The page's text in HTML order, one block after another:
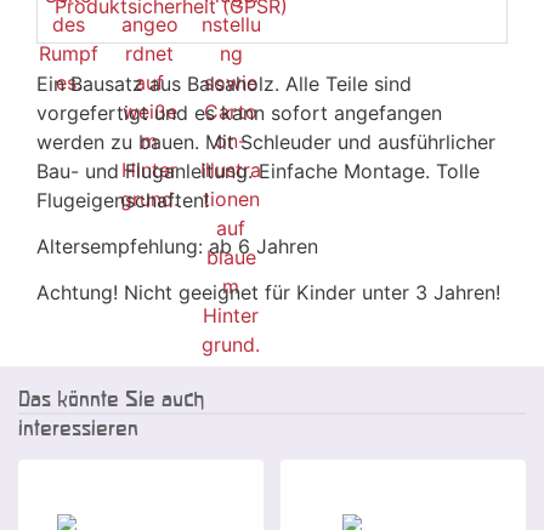
Produktsicherheit (GPSR)
Ein Bausatz aus Balsaholz. Alle Teile sind
vorgefertigt und es kann sofort angefangen
werden zu bauen. Mit Schleuder und ausführlicher
Bau- und Fluganleitung. Einfache Montage. Tolle
Flugeigenschaften!
Altersempfehlung: ab 6 Jahren
Achtung! Nicht geeignet für Kinder unter 3 Jahren!
Das könnte Sie auch
interessieren